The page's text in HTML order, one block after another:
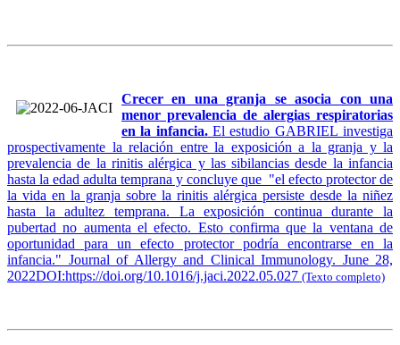
Crecer en una granja se asocia con una
menor prevalencia de alergias respiratorias
en la infancia.El estudio GABRIEL investiga
prospectivamente la relación entre la exposición a la granja y la
prevalencia de la rinitis alérgica y las sibilancias desde la infancia
hasta la edad adulta temprana y concluye que "el efecto protector de
la vida en la granja sobre la rinitis alérgica persiste desde la niñez
hasta la adultez temprana. La exposición continua durante la
pubertad no aumenta el efecto. Esto confirma que la ventana de
oportunidad para un efecto protector podría encontrarse en la
infancia." Journal of Allergy and Clinical Immunology. June 28,
2022DOI:https://doi.org/10.1016/j.jaci.2022.05.027 (Texto completo)